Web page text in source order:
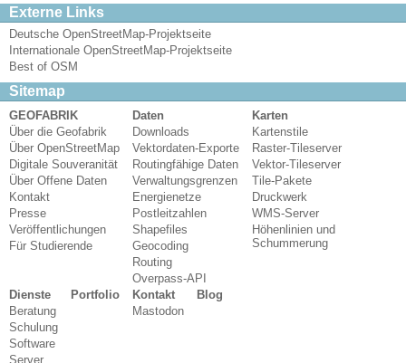
Externe Links
Deutsche OpenStreetMap-Projektseite
Internationale OpenStreetMap-Projektseite
Best of OSM
Sitemap
GEOFABRIK
Über die Geofabrik
Über OpenStreetMap
Digitale Souveranität
Über Offene Daten
Kontakt
Presse
Veröffentlichungen
Für Studierende
Daten
Downloads
Vektordaten-Exporte
Routingfähige Daten
Verwaltungsgrenzen
Energienetze
Postleitzahlen
Shapefiles
Geocoding
Routing
Overpass-API
Karten
Kartenstile
Raster-Tileserver
Vektor-Tileserver
Tile-Pakete
Druckwerk
WMS-Server
Höhenlinien und
Schummerung
Dienste
Beratung
Schulung
Software
Server
Portfolio
Kontakt
Mastodon
Blog